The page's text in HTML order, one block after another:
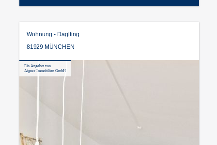
Wohnung - Daglfing
81929 MÜNCHEN
Ein Angebot von
Aigner Immobilien GmbH